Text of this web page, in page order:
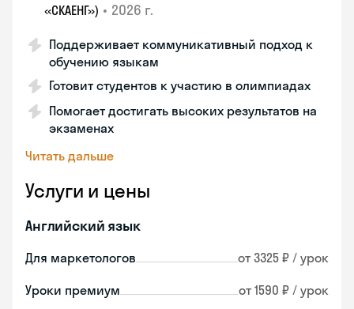
«СКАЕНГ») • 2026 г.
Поддерживает коммуникативный подход к
обучению языкам
Готовит студентов к участию в олимпиадах
Помогает достигать высоких результатов на
экзаменах
Читать дальше
Услуги и цены
Английский язык
Для маркетологов от 3325 ₽ / урок
Уроки премиум от 1590 ₽ / урок